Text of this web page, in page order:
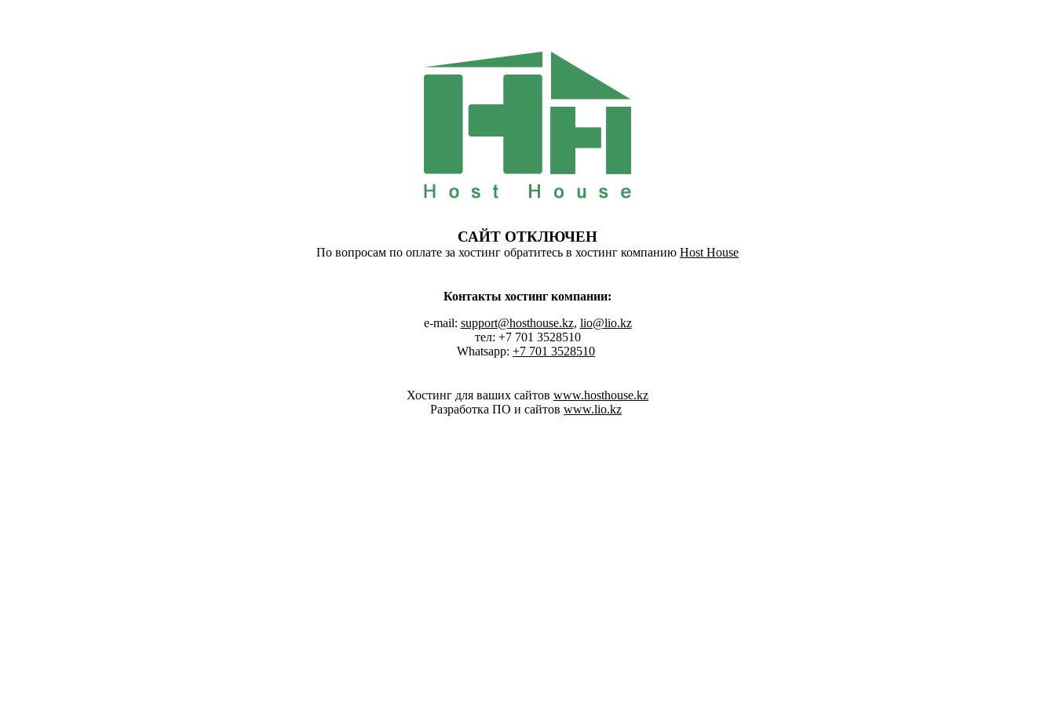
САЙТ ОТКЛЮЧЕН
По вопросам по оплате за хостинг обратитесь в хостинг компанию Host House
Контакты хостинг компании:
e-mail: support@hosthouse.kz, lio@lio.kz
тел: +7 701 3528510
Whatsapp: +7 701 3528510
Хостинг для ваших сайтов www.hosthouse.kz
Разработка ПО и сайтов www.lio.kz